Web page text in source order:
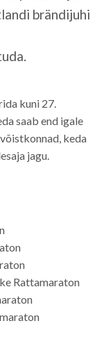
brändijuhi
kuni 27.
saab end igale
keda
jagu.
Rattamaraton